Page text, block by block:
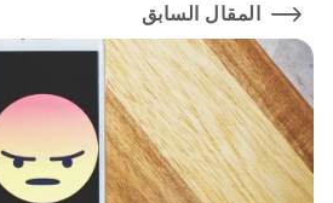
المقال السابق